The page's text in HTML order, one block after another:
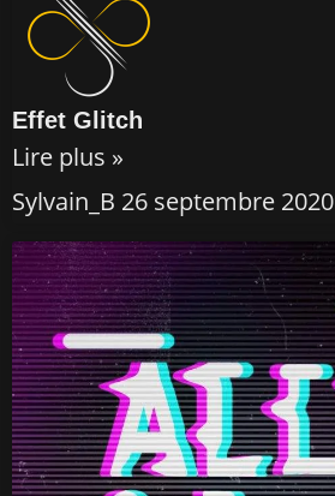
Effet Glitch
Lire plus »
Sylvain_B 26 septembre 2020